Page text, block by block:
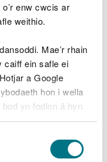
enw cwcis ar
weithio.
Mae’r rhain
caiff ein safle ei
a Google
hon i wella
yn fodlon â hyn.
dewis.
cyn i chi ddewis.
ran
â
yng
Nghymru ym
cynnwys
cais am